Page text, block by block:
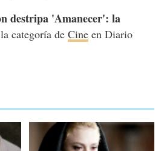
destripa 'Amanecer': la
categoría deCine en Diario